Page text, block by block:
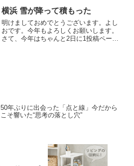
がしま...
横浜 雪が降って積もった
明けましておめでとうございます。よし
おです。今年もよろしくお願いします。
さて、今年はちゃんと2日に1投稿ペース
50年ぶりに出会った「点と線」今だから
こそ響いた“思考の落とし穴”